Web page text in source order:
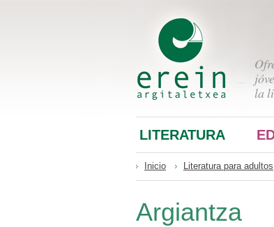
la
LITERATURA
Inicio Literatura para adultos
Argiantza